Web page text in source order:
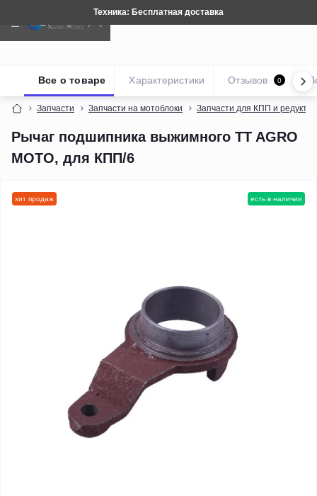
Техника: Бесплатная доставка
Запчасти Запчасти на мотоблоки Запчасти для КПП и
Рычаг подшипника выжимного TT AGRO
MOTO, для КПП/6
Все о товаре Характеристики Отзывов 0
хит продаж есть в наличии